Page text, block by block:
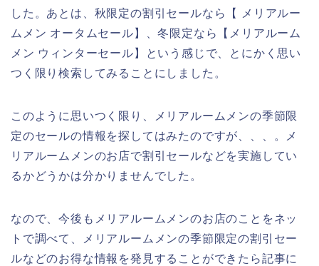
した。あとは、秋限定の割引セールなら【 メリアルー
ムメン オータムセール】、冬限定なら【メリアルーム
メン ウィンターセール】という感じで、とにかく思い
つく限り検索してみることにしました。
このように思いつく限り、メリアルームメンの季節限
定のセールの情報を探してはみたのですが、、、。メ
リアルームメンのお店で割引セールなどを実施してい
るかどうかは分かりませんでした。
なので、今後もメリアルームメンのお店のことをネッ
トで調べて、メリアルームメンの季節限定の割引セー
ルなどのお得な情報を発見することができたら記事に